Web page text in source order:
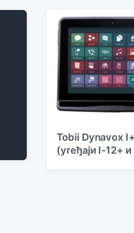
Tobii Dynavox I+
(уreђаји I-12+